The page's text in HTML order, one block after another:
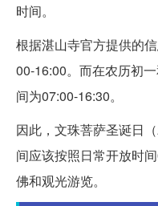
时间。
根据湛山寺官方提供的
00-16:00。而在农历初
间为07:00-16:30。
因此，文珠菩萨圣诞日
间应该按照日常开放时
佛和观光游览。